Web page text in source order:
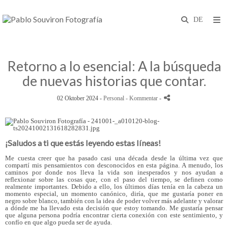
Retorno a lo esencial: A la búsqueda
de nuevas historias que contar.
02 Oktober 2024 - Personal - Kommentar -
¡Saludos a ti que estás leyendo estas líneas!
Me cuesta creer que ha pasado casi una década desde la última vez que
compartí mis pensamientos con desconocidos en esta página. A menudo, los
caminos por donde nos lleva la vida son inesperados y nos ayudan a
reflexionar sobre las cosas que, con el paso del tiempo, se definen como
realmente importantes. Debido a ello, los últimos días tenía en la cabeza un
momento especial, un momento canónico, diría, que me gustaría poner en
negro sobre blanco, también con la idea de poder volver más adelante y valorar
a dónde me ha llevado esta decisión que estoy tomando. Me gustaría pensar
que alguna persona podría encontrar cierta conexión con este sentimiento, y
confío en que algo pueda ser de ayuda.